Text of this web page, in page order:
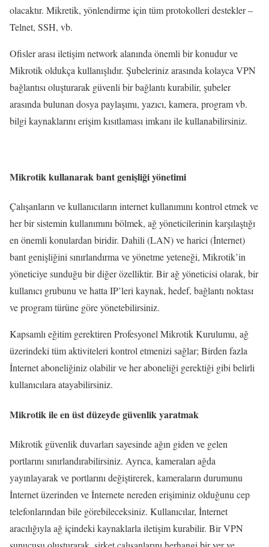
olacaktır. Mikretik, yönlendirme için tüm protokolleri destekler –
Telnet, SSH, vb.
Ofisler arası iletişim network alanında önemli bir konudur ve
Mikrotik oldukça kullanışlıdır. Şubeleriniz arasında kolayca VPN
bağlantısı oluşturarak güvenli bir bağlantı kurabilir, şubeler
arasında bulunan dosya paylaşımı, yazıcı, kamera, program vb.
bilgi kaynaklarını erişim kısıtlaması imkanı ile kullanabilirsiniz.
Mikrotik kullanarak bant genişliği yönetimi
Çalışanların ve kullanıcıların internet kullanımını kontrol etmek ve
her bir sistemin kullanımını bölmek, ağ yöneticilerinin karşılaştığı
en önemli konulardan biridir. Dahili (LAN) ve harici (İnternet)
bant genişliğini sınırlandırma ve yönetme yeteneği, Mikrotik’in
yöneticiye sunduğu bir diğer özelliktir. Bir ağ yöneticisi olarak, bir
kullanıcı grubunu ve hatta IP’leri kaynak, hedef, bağlantı noktası
ve program türüne göre yönetebilirsiniz.
Kapsamlı eğitim gerektiren Profesyonel Mikrotik Kurulumu, ağ
üzerindeki tüm aktiviteleri kontrol etmenizi sağlar; Birden fazla
İnternet aboneliğiniz olabilir ve her aboneliği gerektiği gibi belirli
kullanıcılara atayabilirsiniz.
Mikrotik ile en üst düzeyde güvenlik yaratmak
Mikrotik güvenlik duvarları sayesinde ağın giden ve gelen
portlarını sınırlandırabilirsiniz. Ayrıca, kameraları ağda
yayınlayarak ve portlarını değiştirerek, kameraların durumunu
İnternet üzerinden ve İnternete nereden erişiminiz olduğunu cep
telefonlarından bile görebileceksiniz. Kullanıcılar, İnternet
aracılığıyla ağ içindeki kaynaklarla iletişim kurabilir. Bir VPN